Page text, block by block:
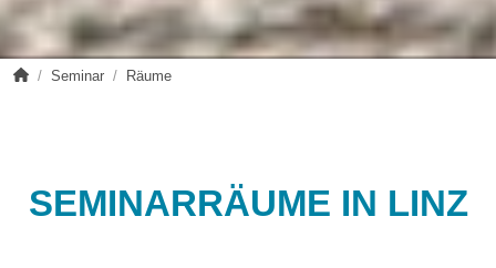
sanktmagdalena.at
Seminar Räume
SEMINARRÄUME IN LINZ